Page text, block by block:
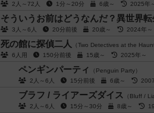
2人～72人
1分～20分 6歳～ 2025年～
そういうお前はどうなんだ？異世界
3人～6人
20分前後 20歳～ 2024年～
死の館に探偵二人
（Two Detectives at the
6人用
150分前後 15歳～ 2025年～
ペンギンパーティ
（Penguin Party）
2人～6人
15分前後 6歳～
ブラフ / ライアーズダイス
（Bluff /
2人～6人
15分～30分 8歳～